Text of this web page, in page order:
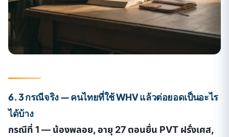
6. 3 กรณีจริง — คนไทยที่ใช้ WHV แล้วต่อยอดเป็นอะไร
ได้บ้าง
กรณีที่ 1 — น้องพลอย, อายุ 27 ตอนยื่น PVT ฝรั่งเศส,